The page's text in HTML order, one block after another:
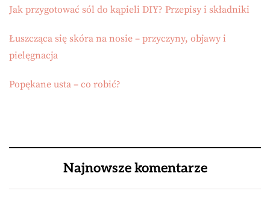
Jak przygotować sól do kąpieli DIY? Przepisy i składniki
Łuszcząca się skóra na nosie – przyczyny, objawy i
pielęgnacja
Popękane usta – co robić?
Najnowsze komentarze